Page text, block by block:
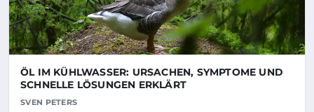
ÖL IM KÜHLWASSER: URSACHEN, SYMPTOME UND
SCHNELLE LÖSUNGEN ERKLÄRT
SVEN PETERS